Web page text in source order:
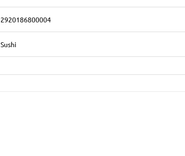
2920186800004
Sushi